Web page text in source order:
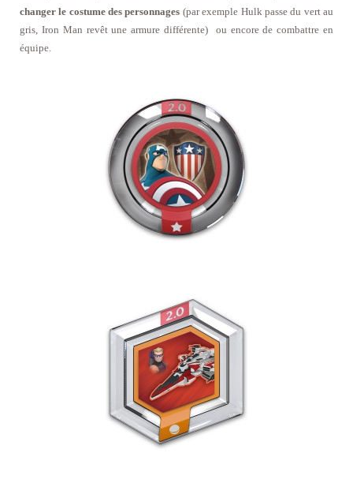
changer le costume des personnages (par exemple Hulk passe du vert au
gris, Iron Man revêt une armure différente) ou encore de combattre en
équipe.